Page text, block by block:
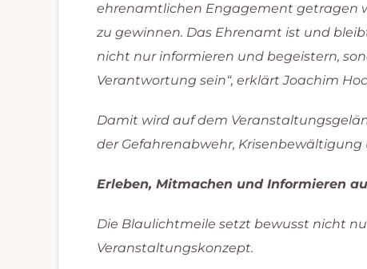
ehrenamtlichen Engagement getragen
zu gewinnen. Das Ehrenamt ist und
nicht nur informieren und begeistern,
Verantwortung sein“, erklärt Joachim
Damit wird auf dem
der Gefahrenabwehr, Krisenbewältigung
Erleben, Mitmachen und Informieren
Die Blaulichtmeile setzt bewusst nicht
Veranstaltungskonzept.